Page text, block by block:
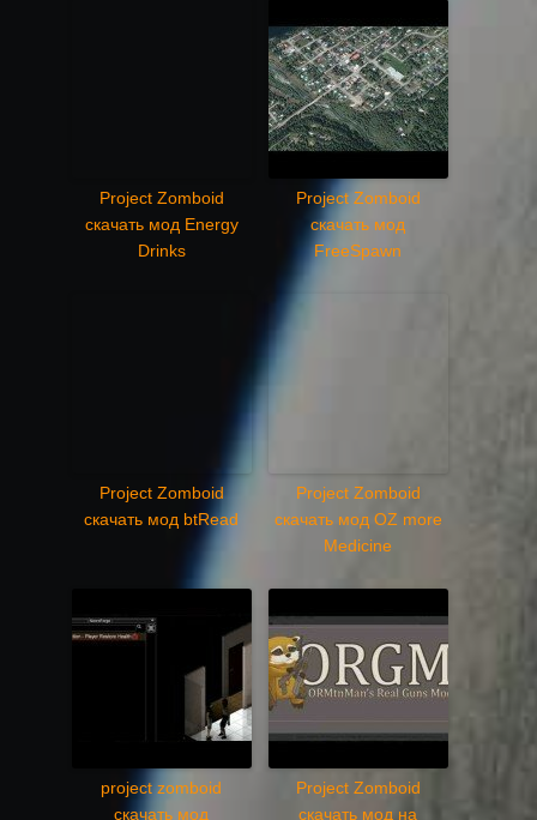
Project Zomboid
скачать мод Energy
Drinks
Project Zomboid
скачать мод
FreeSpawn
Project Zomboid
скачать мод btRead
Project Zomboid
скачать мод OZ more
Medicine
project zomboid
скачать мод
Project Zomboid
скачать мод на